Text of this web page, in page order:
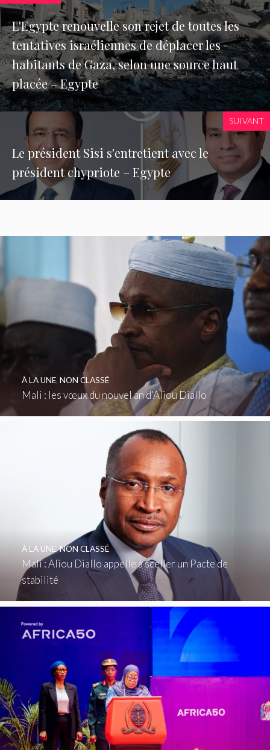
L'Egypte renouvelle son rejet de toutes les
tentatives israéliennes de déplacer les
habitants de Gaza, selon une source haut
placée – Egypte
SUIVANT
Le président Sisi s'entretient avec le
président chypriote – Egypte
Mali : les vœux du nouvel an d’Aliou Diallo
À LA UNE, NON CLASSÉ
Mali : Aliou Diallo appelle à sceller un Pacte de
stabilité
À LA UNE,NON CLASSÉ